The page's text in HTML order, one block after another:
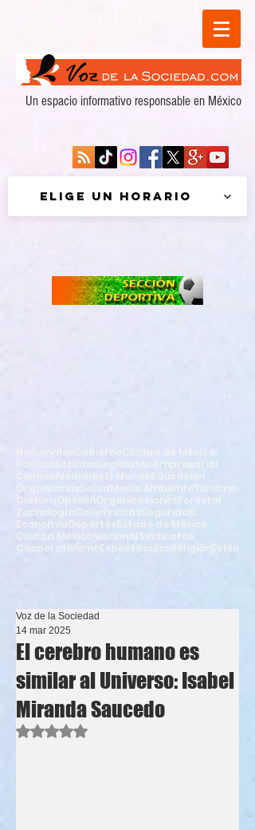
Un espacio informativo responsable en México
Elige un horario
Gobierno
Ciudad de México
Legislativo
Empresarial
Alcaldías El Mundo
Educación
OrganismosSalud Medio Ambiente
Turismo
Cultura
Opinión OrganizacionesForestal
Tecnología
ColumnistasSeguridad
Economía
DeportesEstado de México
Ciudad México NacionalSindicatos
CooperativismoEspectáculosReligiónEstilo
El cerebro humano es
similar al Universo: Isabel
Miranda Saucedo
Voz de la Sociedad
14 mar 2025
Obtuvo NaN de 5 estrellas.